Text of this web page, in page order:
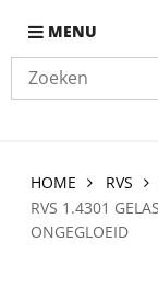
MENU
HOME RVS
RVS 1.4301
ONGEGLOEID